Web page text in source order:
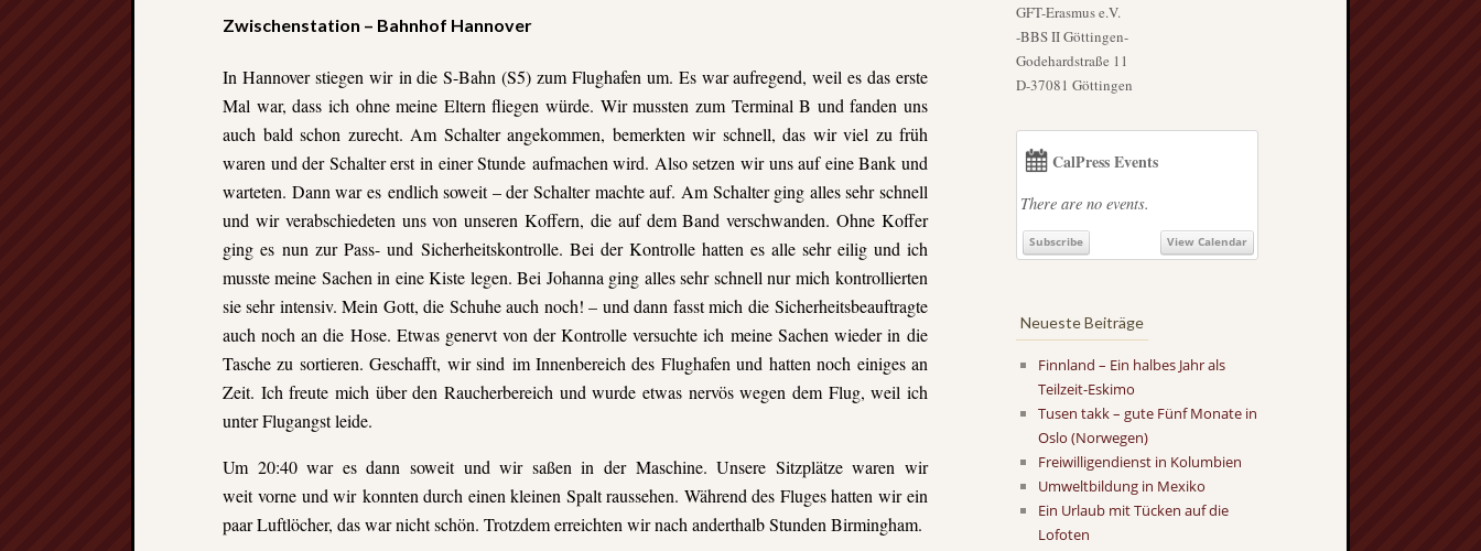
Zwischenstation – Bahnhof Hannover
In Hannover stiegen wir in die S-Bahn (S5) zum Flughafen um. Es war aufregend, weil es das erste
Mal war, dass ich ohne meine Eltern fliegen würde. Wir mussten zum Terminal B und fanden uns
auch bald schon zurecht. Am Schalter angekommen, bemerkten wir schnell, das wir viel zu früh
waren und der Schalter erst in einer Stunde aufmachen wird. Also setzen wir uns auf eine Bank und
warteten. Dann war es endlich soweit – der Schalter machte auf. Am Schalter ging alles sehr schnell
und wir verabschiedeten uns von unseren Koffern, die auf dem Band verschwanden. Ohne Koffer
ging es nun zur Pass- und Sicherheitskontrolle. Bei der Kontrolle hatten es alle sehr eilig und ich
musste meine Sachen in eine Kiste legen. Bei Johanna ging alles sehr schnell nur mich kontrollierten
sie sehr intensiv. Mein Gott, die Schuhe auch noch! – und dann fasst mich die Sicherheitsbeauftragte
auch noch an die Hose. Etwas genervt von der Kontrolle versuchte ich meine Sachen wieder in die
Tasche zu sortieren. Geschafft, wir sind im Innenbereich des Flughafen und hatten noch einiges an
Zeit. Ich freute mich über den Raucherbereich und wurde etwas nervös wegen dem Flug, weil ich
unter Flugangst leide.
Um 20:40 war es dann soweit und wir saßen in der Maschine. Unsere Sitzplätze waren wir
weit vorne und wir konnten durch einen kleinen Spalt raussehen. Während des Fluges hatten wir ein
paar Luftlöcher, das war nicht schön. Trotzdem erreichten wir nach anderthalb Stunden Birmingham.
GFT-Erasmus e.V.
-BBS II Göttingen-
Godehardstraße 11
D-37081 Göttingen
CalPress Events
There are no events.
Subscribe View Calendar
Neueste Beiträge
Finnland – Ein halbes Jahr als
Teilzeit-Eskimo
Tusen takk – gute Fünf Monate in
Oslo (Norwegen)
Freiwilligendienst in Kolumbien
Umweltbildung in Mexiko
Ein Urlaub mit Tücken auf die
Lofoten